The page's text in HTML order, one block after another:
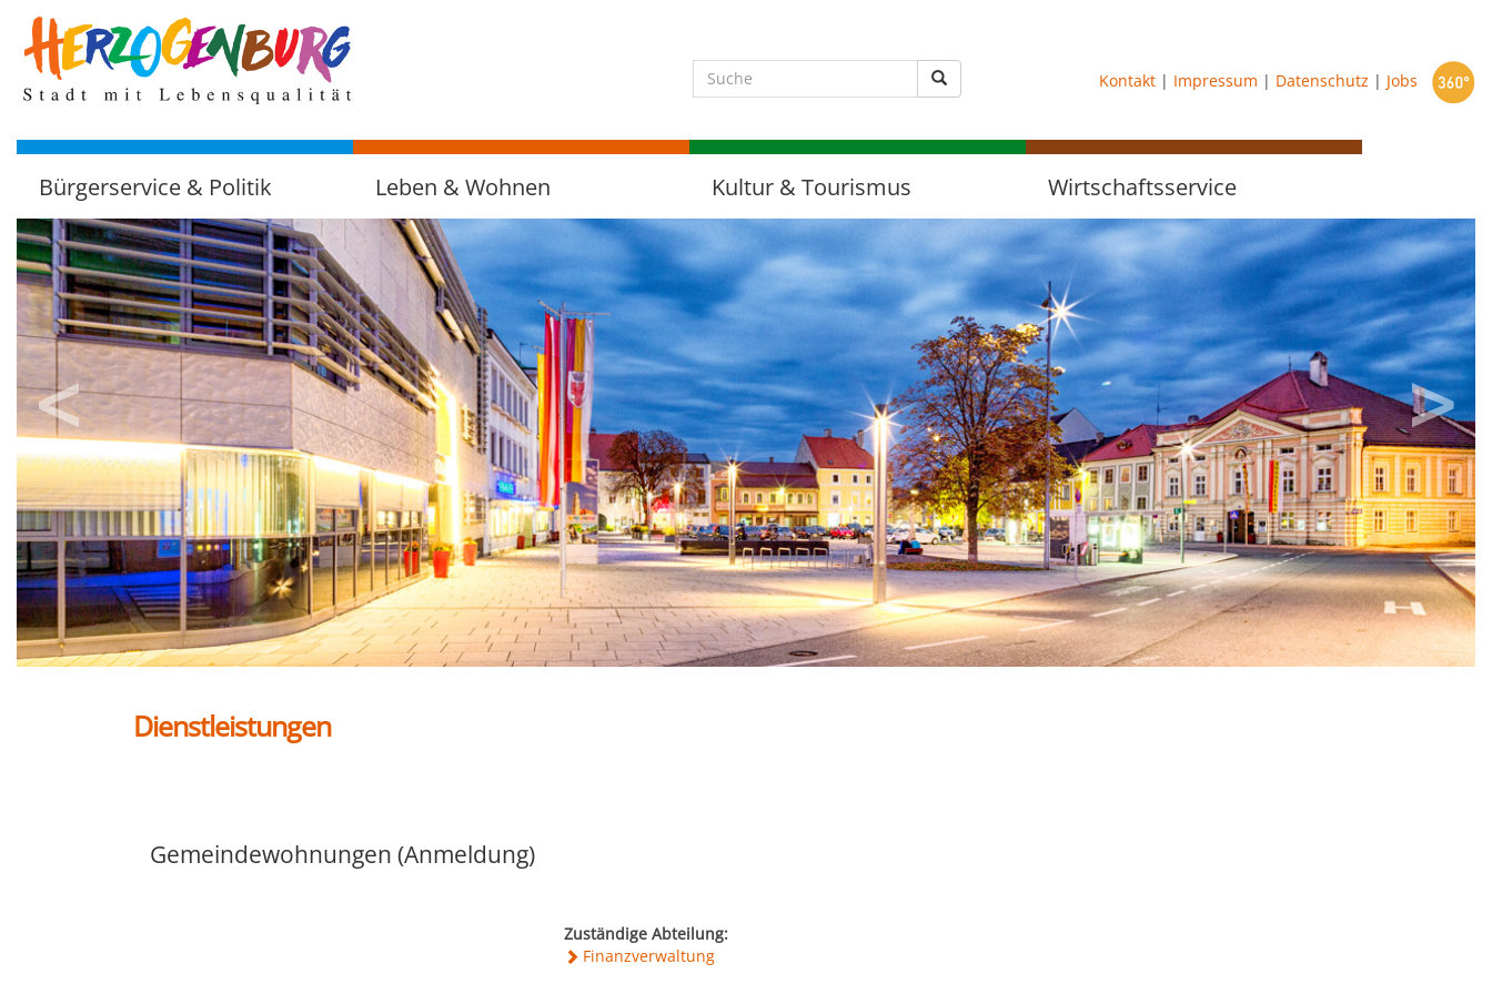
zum
Hauptinhalt
Kontakt | Impressum | Datenschutz | Jobs
Bürgerservice & Politik Leben & Wohnen Kultur & Tourismus Wirtschaftsservice
Dienstleistungen
Gemeindewohnungen (Anmeldung)
Zuständige Abteilung:
Finanzverwaltung